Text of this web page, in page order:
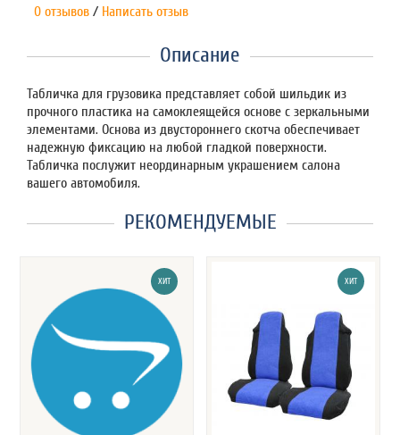
0 отзывов / Написать отзыв
Описание
Табличка для грузовика представляет собой шильдик из
прочного пластика на самоклеящейся основе с зеркальными
элементами. Основа из двустороннего скотча обеспечивает
надежную фиксацию на любой гладкой поверхности.
Табличка послужит неординарным украшением салона
вашего автомобиля.
РЕКОМЕНДУЕМЫЕ
ХИТ ХИТ